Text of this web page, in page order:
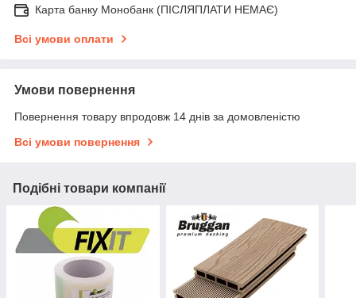
Карта банку Монобанк (ПІСЛЯПЛАТИ НЕМАЄ)
Всі умови оплати
Умови повернення
Повернення товару впродовж 14 днів за домовленістю
Всі умови повернення
Подібні товари компанії